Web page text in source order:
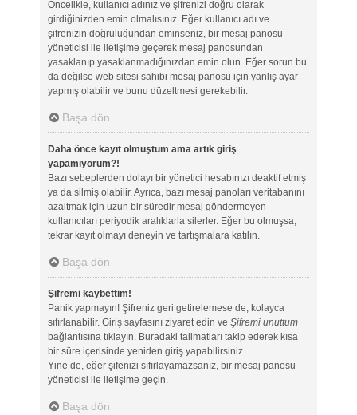
Öncelikle, kullanıcı adınız ve şifrenizi doğru olarak
girdiğinizden emin olmalısınız. Eğer kullanıcı adı ve
şifrenizin doğruluğundan eminseniz, bir mesaj panosu
yöneticisi ile iletişime geçerek mesaj panosundan
yasaklanıp yasaklanmadığınızdan emin olun. Eğer sorun bu
da değilse web sitesi sahibi mesaj panosu için yanlış ayar
yapmış olabilir ve bunu düzeltmesi gerekebilir.
Başa dön
Daha önce kayıt olmuştum ama artık giriş
yapamıyorum?!
Bazı sebeplerden dolayı bir yönetici hesabınızı deaktif etmiş
ya da silmiş olabilir. Ayrıca, bazı mesaj panoları veritabanını
azaltmak için uzun bir süredir mesaj göndermeyen
kullanıcıları periyodik aralıklarla silerler. Eğer bu olmuşsa,
tekrar kayıt olmayı deneyin ve tartışmalara katılın.
Başa dön
Şifremi kaybettim!
Panik yapmayın! Şifreniz geri getirelemese de, kolayca
sıfırlanabilir. Giriş sayfasını ziyaret edin ve Şifremi unuttum
bağlantısına tıklayın. Buradaki talimatları takip ederek kısa
bir süre içerisinde yeniden giriş yapabilirsiniz.
Yine de, eğer şifenizi sıfırlayamazsanız, bir mesaj panosu
yöneticisi ile iletişime geçin.
Başa dön